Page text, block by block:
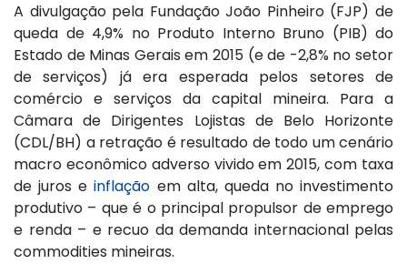
A divulgação pela Fundação João Pinheiro (FJP) de
queda de 4,9% no Produto Interno Bruno (PIB) do
Estado de Minas Gerais em 2015 (e de -2,8% no setor
de serviços) já era esperada pelos setores de
comércio e serviços da capital mineira. Para a
Câmara de Dirigentes Lojistas de Belo Horizonte
(CDL/BH) a retração é resultado de todo um cenário
macro econômico adverso vivido em 2015, com taxa
de juros einflação em alta, queda no investimento
produtivo – que é o principal propulsor de emprego
e renda – e recuo da demanda internacional pelas
commodities mineiras.